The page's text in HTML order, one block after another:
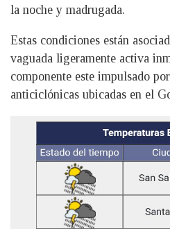
la noche y madrugada.
Estas condiciones están
vaguada ligeramente activa
componente este impulsado
anticiclónicas ubicadas en el